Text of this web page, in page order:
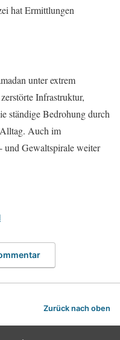
hat Ermittlungen
unter extrem
Infrastruktur,
ständige Bedrohung durch
Auch im
und Gewaltspirale weiter
Zurück nach oben